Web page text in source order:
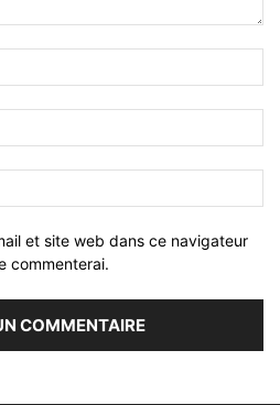
et site web dans ce navigateur
commenterai.